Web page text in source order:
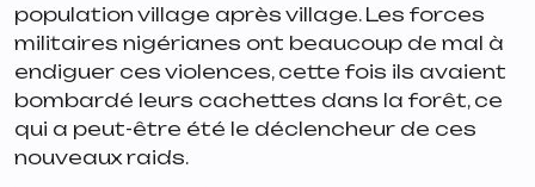
population village après village. Les forces
militaires nigérianes ont beaucoup de mal à
endiguer ces violences, cette fois ils avaient
bombardé leurs cachettes dans la forêt, ce
qui a peut-être été le déclencheur de ces
nouveaux raids.